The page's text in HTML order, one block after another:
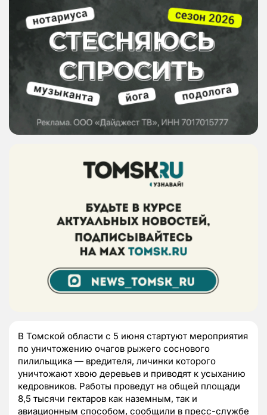
В Томской области с 5 июня стартуют мероприятия
по уничтожению очагов рыжего соснового
пилильщика — вредителя, личинки которого
уничтожают хвою деревьев и приводят к усыханию
кедровников. Работы проведут на общей площади
8,5 тысячи гектаров как наземным, так и
авиационным способом, сообщили в пресс-службе